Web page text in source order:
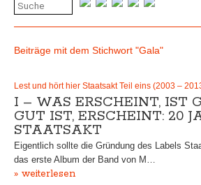
Beiträge mit dem Stichwort "Gala"
Lest und hört hier Staatsakt Teil eins (2003 –
I – WAS ERSCHEINT, IST
GUT IST, ERSCHEINT: 20
STAATSAKT
Eigentlich sollte die Gründung des Labels
das erste Album der Band von M…
» weiterlesen